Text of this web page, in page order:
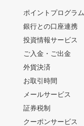
ポイントプログラム
銀行との口座連携
投資情報サービス
ご入金・ご出金
外貨決済
お取引時間
メールサービス
証券税制
クーポンサービス